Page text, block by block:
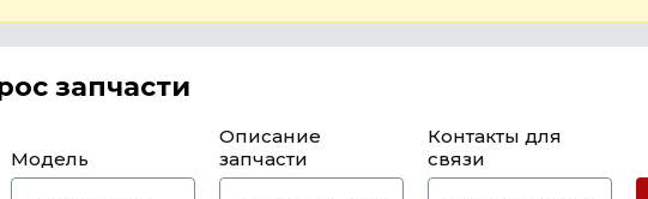
запчасти
Модель
Описание
запчасти
Контакты для
связи